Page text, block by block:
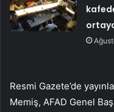
Resmi Gazete’de
Memiş, AFAD Genel